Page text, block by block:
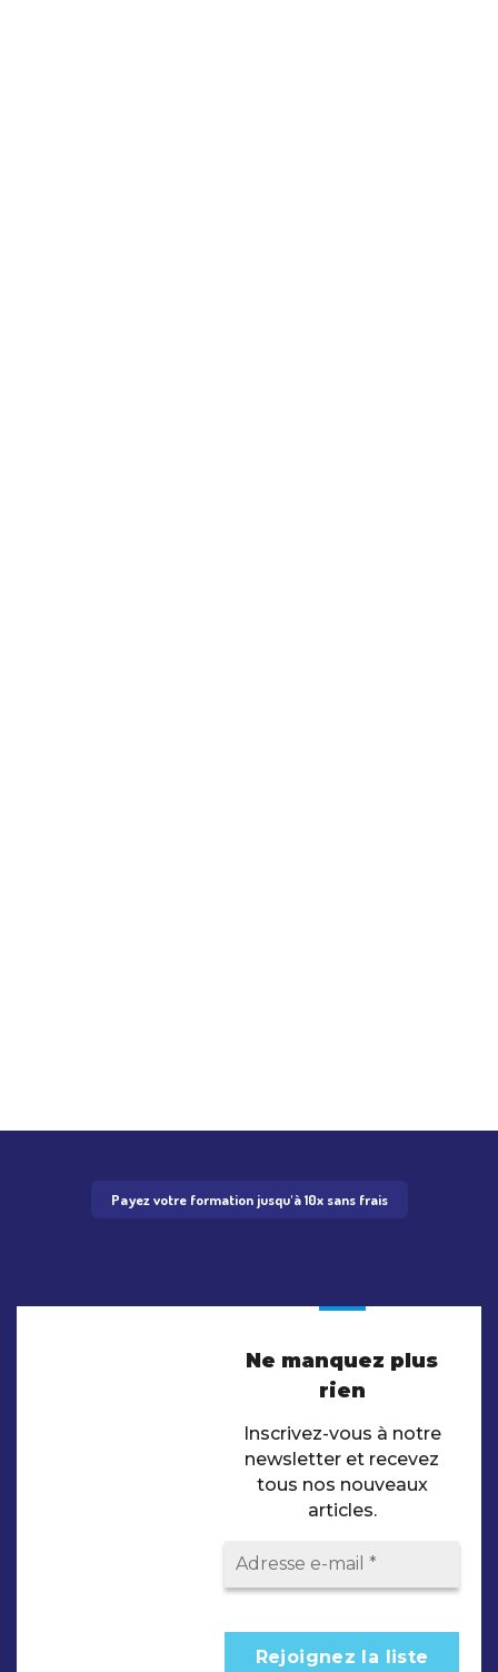
Payez votre formation jusqu'à 10x sans frais
Ne manquez plus
rien
Inscrivez-vous à notre
newsletter et recevez
tous nos nouveaux
articles.